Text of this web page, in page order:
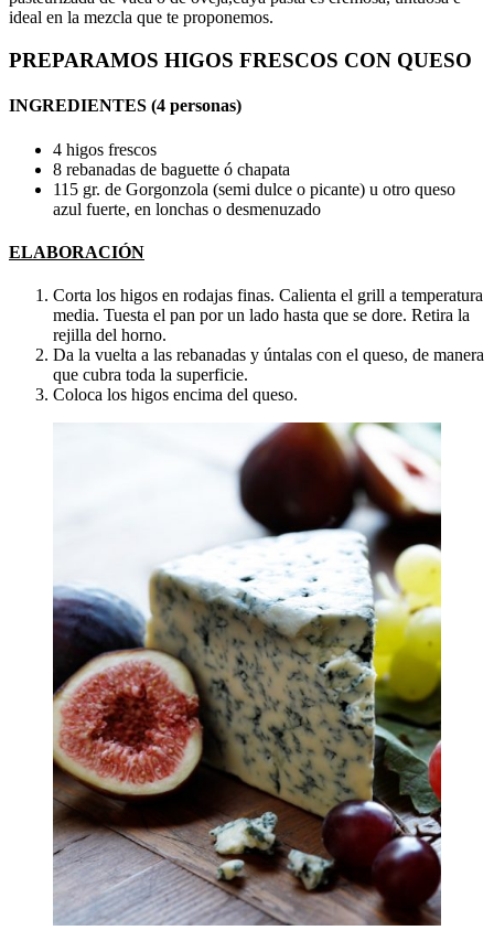
ideal en la mezcla que te proponemos.
PREPARAMOS HIGOS FRESCOS CON QUESO
INGREDIENTES (4 personas)
4 higos frescos
8 rebanadas de baguette ó chapata
115 gr. de Gorgonzola (semi dulce o picante) u otro queso
azul fuerte, en lonchas o desmenuzado
ELABORACIÓN
Corta los higos en rodajas finas. Calienta el grill a temperatura
media. Tuesta el pan por un lado hasta que se dore. Retira la
rejilla del horno.
Da la vuelta a las rebanadas y úntalas con el queso, de manera
que cubra toda la superficie.
Coloca los higos encima del queso.